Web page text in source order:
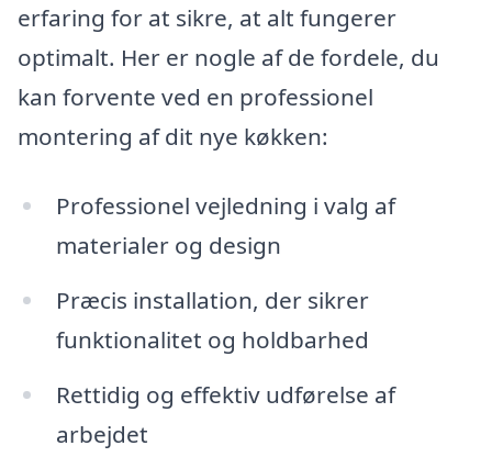
erfaring for at sikre, at alt fungerer
optimalt. Her er nogle af de fordele, du
kan forvente ved en professionel
montering af dit nye køkken:
Professionel vejledning i valg af
materialer og design
Præcis installation, der sikrer
funktionalitet og holdbarhed
Rettidig og effektiv udførelse af
arbejdet